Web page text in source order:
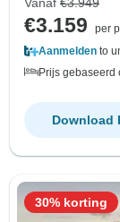
€3.159
per
Aanmelden to
Prijs gebaseerd
Download
30% korting